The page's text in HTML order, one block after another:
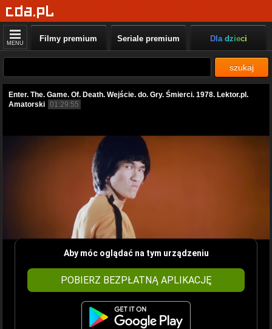
MENU Filmy premium Seriale premium Dla dzieci
szukaj
Enter. The. Game. Of. Death. Wejście. do. Gry. Śmierci. 1978. Lektor.pl.
Amatorski 01:29:55
Aby móc oglądać na tym urządzeniu
POBIERZ BEZPŁATNĄ APLIKACJĘ